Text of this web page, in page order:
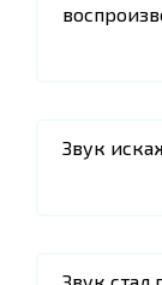
Звук